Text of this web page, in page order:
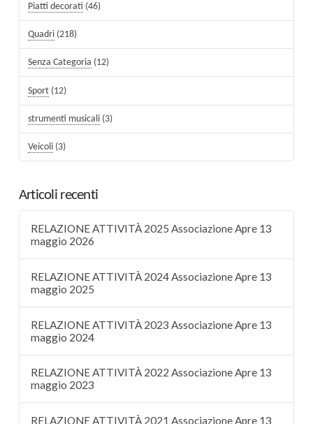
Piatti decorati (46)
Quadri (218)
Senza Categoria (12)
Sport (12)
strumenti musicali (3)
Veicoli (3)
Articoli recenti
RELAZIONE ATTIVITÀ 2025 Associazione Apre 13
maggio 2026
RELAZIONE ATTIVITÀ 2024 Associazione Apre 13
maggio 2025
RELAZIONE ATTIVITÀ 2023 Associazione Apre 13
maggio 2024
RELAZIONE ATTIVITÀ 2022 Associazione Apre 13
maggio 2023
RELAZIONE ATTIVITÀ 2021 Associazione Apre 13